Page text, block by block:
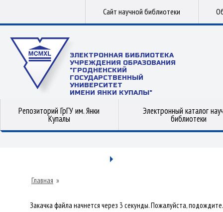
Сайт научной библиотеки
ЭЛЕКТРОННАЯ БИБЛИОТЕКА
УЧРЕЖДЕНИЯ ОБРАЗОВАНИЯ
"ГРОДНЕНСКИЙ
ГОСУДАРСТВЕННЫЙ
УНИВЕРСИТЕТ
ИМЕНИ ЯНКИ КУПАЛЫ"
Репозиторий ГрГУ им. Янки
Купалы
Электронный каталог
библиотеки
Главная »
Закачка файла начнется через 3 секунды. Пожалуйста, подождите.